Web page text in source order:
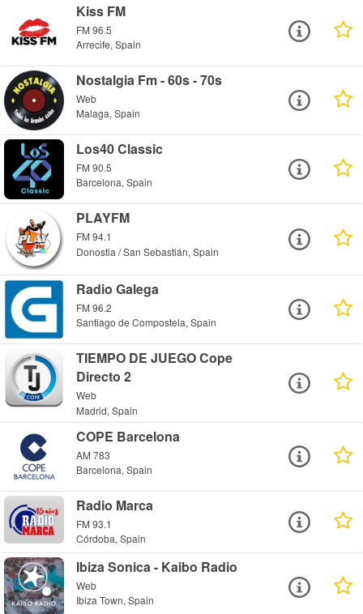
Kiss FM
FM 96.5
Arrecife, Spain
Nostalgia Fm - 60s - 70s
Web
Malaga, Spain
Los40 Classic
FM 90.5
Barcelona, Spain
PLAYFM
FM 94.1
Donostia / San Sebastián, Spain
Radio Galega
FM 96.2
Santiago de Compostela, Spain
TIEMPO DE JUEGO Cope
Directo 2
Web
Madrid, Spain
COPE Barcelona
AM 783
Barcelona, Spain
Radio Marca
FM 93.1
Córdoba, Spain
Ibiza Sonica - Kaibo Radio
Web
Ibiza Town, Spain